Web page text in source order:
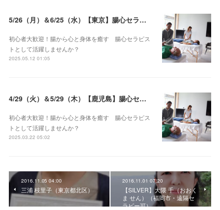
5/26（月）＆6/25（水）【東京】腸心セラピスト養成コース《２日間コース》開講決定
初心者大歓迎！腸から心と身体を癒す 腸心セラピス
トとして活躍しませんか？
2025.05.12 01:05
4/29（火）＆5/29（木）【鹿児島】腸心セラピスト養成コース《２日間コース》開講決定
初心者大歓迎！腸から心と身体を癒す 腸心セラピス
トとして活躍しませんか？
2025.03.22 05:02
2016.11.05 04:00
三浦 枝里子（東京都北区）
2016.11.01 07:20
【SILVER】大隈 千（おおく
ま せん）（福岡市・遠隔セ
ラピー可）